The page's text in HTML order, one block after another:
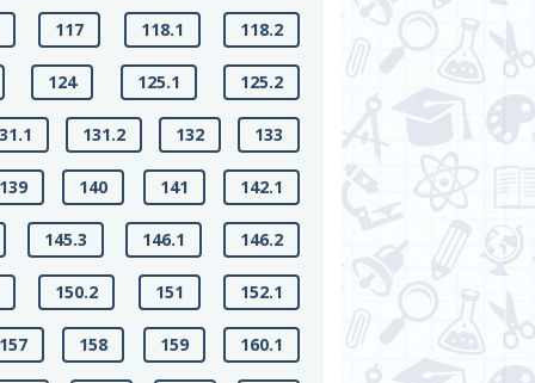
117 118.1 118.2
124 125.1 125.2
131.2 132 133
140 141 142.1
145.3 146.1 146.2
150.2 151 152.1
158 159 160.1